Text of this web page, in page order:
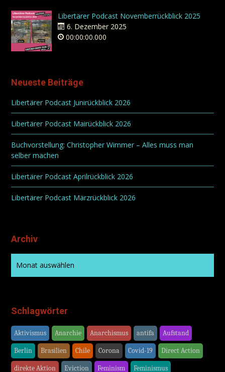
Libertärer Podcast Novemberrückblick 2025
6. Dezember 2025
00:00:00.000
Neueste Beiträge
Libertärer Podcast Junirückblick 2026
Libertärer Podcast Mairückblick 2026
Buchvorstellung: Christopher Wimmer – Alles muss man
selber machen
Libertärer Podcast Aprilrückblick 2026
Libertärer Podcast Märzrückblick 2026
Archiv
Schlagwörter
Aktivismus Anarchie Anarchismus antifa Aufstand
Berlin Brasilien Chile Corona Covid-19 Direct Action
direkte Aktion Eviction Feminism Feminismus